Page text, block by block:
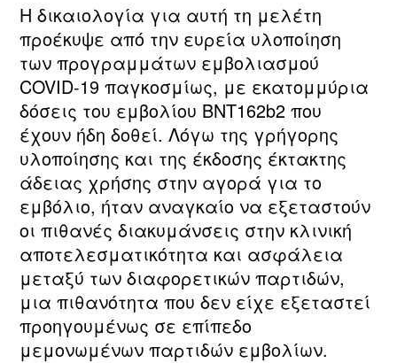
Η δικαιολογία για αυτή τη μελέτη
προέκυψε από την ευρεία υλοποίηση
των προγραμμάτων εμβολιασμού
COVID-19 παγκοσμίως, με εκατομμύρια
δόσεις του εμβολίου BNT162b2 που
έχουν ήδη δοθεί. Λόγω της γρήγορης
υλοποίησης και της έκδοσης έκτακτης
άδειας χρήσης στην αγορά για το
εμβόλιο, ήταν αναγκαίο να εξεταστούν
οι πιθανές διακυμάνσεις στην κλινική
αποτελεσματικότητα και ασφάλεια
μεταξύ των διαφορετικών παρτιδών,
μια πιθανότητα που δεν είχε εξεταστεί
προηγουμένως σε επίπεδο
μεμονωμένων παρτιδών εμβολίων.